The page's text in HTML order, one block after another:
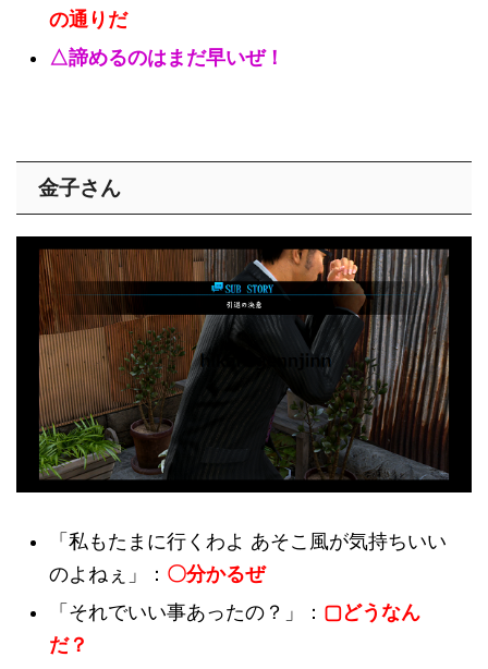
の通りだ
△諦めるのはまだ早いぜ！
金子さん
「私もたまに行くわよ あそこ風が気持ちいい
のよねぇ」： 〇分かるぜ
「それでいい事あったの？」： ▢どうなん
だ？